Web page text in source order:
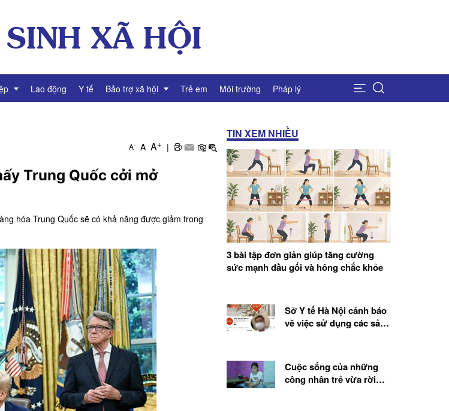
nghiệp
nghiệp
Lao động Y tế Bảo trợ xã hội
Giảm nghèo
Bình đẳng giới
Trẻ em Môi trường Pháp lý
A- A A+ |
Trung Quốc cởi mở
hóa Trung Quốc sẽ có khả năng được giảm trong
TIN XEM NHIỀU
3 bài tập đơn giản giúp tăng cường
sức mạnh đầu gối và hông chắc khỏe
Sở Y tế Hà Nội cảnh báo
về việc sử dụng các sản
Cuộc sống của những
công nhân trẻ vừa rời